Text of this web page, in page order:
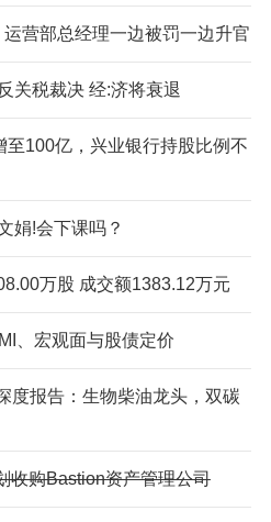
运营部总经理一边被罚一边升官
关税裁决 经:济将衰退
至100亿，兴业银行持股比例不
娟!会下课吗？
万股 成交额1383.12万元
、宏观面与股债定价
度报告：生物柴油龙头，双碳
收购Bastion资产管理公司